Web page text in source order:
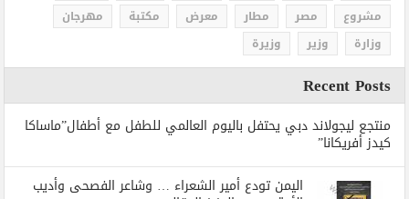
مشروع
مصر مطار معرض مكتبة
مهرجان
وزارة
وزير وزيرة
Recent Posts
منتجع ليجولاند دبي يحتفل باليوم العالمي للطفل مع أطفال”ماساكا
كيدز أفريكانا”
اليمن تودع أمير الشعراء … وشاعر الفصحى وأديب